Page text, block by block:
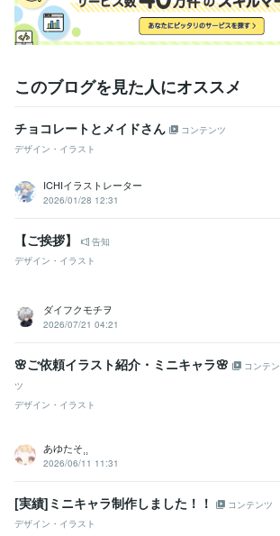
このブログを見た人にオススメ
チョコレートとメイドさん
コンテンツ
デザイン・イラスト
ICHIイラストレーター
2026/01/28 12:31
【ご挨拶】
告知
デザイン・イラスト
ダイフクモチヲ
2026/07/21 04:21
🌸ご依頼イラスト紹介・ミニキャラ🌸
コンテン
ツ
デザイン・イラスト
あゆたそ⸒⸒
2026/06/11 11:31
[実績]ミニキャラ制作しました！！
コンテンツ
デザイン・イラスト